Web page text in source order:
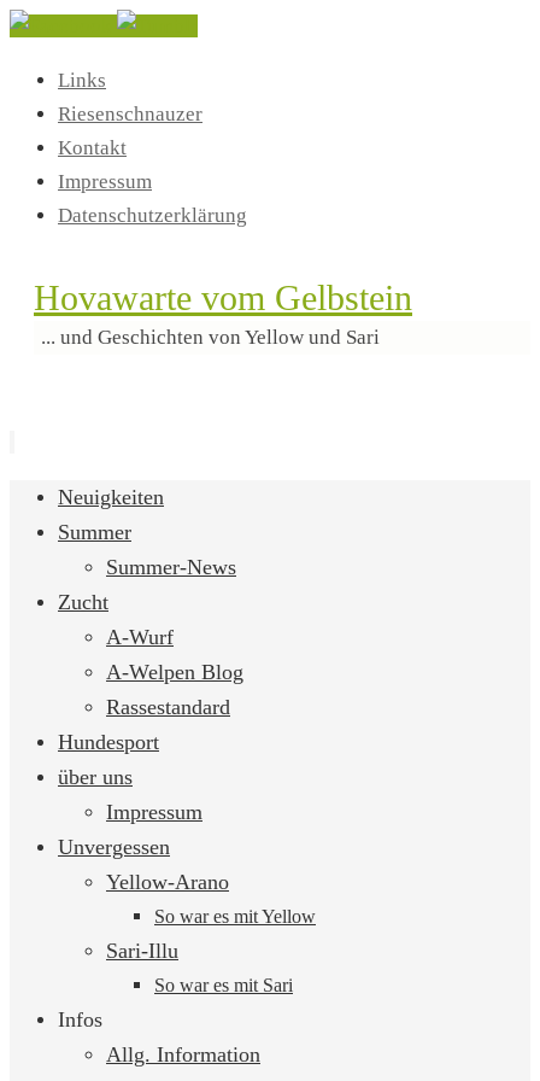
Links
Riesenschnauzer
Kontakt
Impressum
Datenschutzerklärung
Hovawarte vom Gelbstein
... und Geschichten von Yellow und Sari
Zum
Inhalt
Neuigkeiten
Summer
Summer-News
Zucht
A-Wurf
A-Welpen Blog
Rassestandard
Hundesport
über uns
Impressum
Unvergessen
Yellow-Arano
So war es mit Yellow
Sari-Illu
So war es mit Sari
Infos
Allg. Information